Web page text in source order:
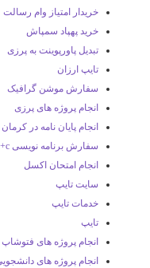
خریدار امتیاز وام رسالت
خرید پهپاد سمپاش
تبدیل پاورپوینت به پرزی
تایپ ارزان
سفارش موشن گرافیک
انجام پروژه های پرزی
انجام پایان نامه در کرمان
سفارش برنامه نویسی c++
انجام امتحان اکسل
سایت تایپ
خدمات تایپ
تایپ
انجام پروژه های فتوشاپ
انجام پروژه های دانشجویی